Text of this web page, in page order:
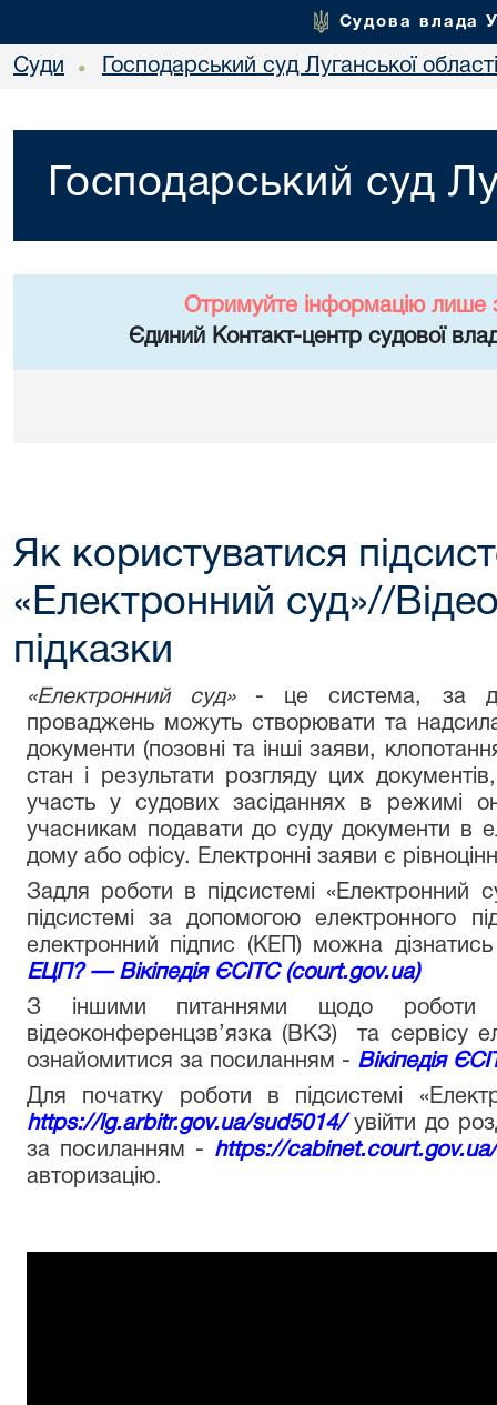
Судова влада
Суди • Господарський суд Луганської області
Господарський суд
Отримуйте інформацію лише
Єдиний Контакт-центр судової
Як користуватися
«Електронний суд»//
підказки
«Електронний суд»- це система, за
проваджень можуть створювати та
документи (позовні та інші заяви,
стан і результати розгляду цих
участь у судових засіданнях в режимі
учасникам подавати до суду документи в
дому або офісу. Електронні заяви є
Задля роботи в підсистемі «Електронний
підсистемі за допомогою електронного
електронний підпис (КЕП) можна
ЕЦП? — Вікіпедія ЄСІТС (court.gov.ua)
З іншими питаннями щодо роботи
відеоконференцзв’язка (ВКЗ) та сервісу
ознайомитися за посиланням - Вікіпедія
Для початку роботи в підсистемі
https://lg.arbitr.gov.ua/sud5014/ увійти до
за посиланням - https://
авторизацію.